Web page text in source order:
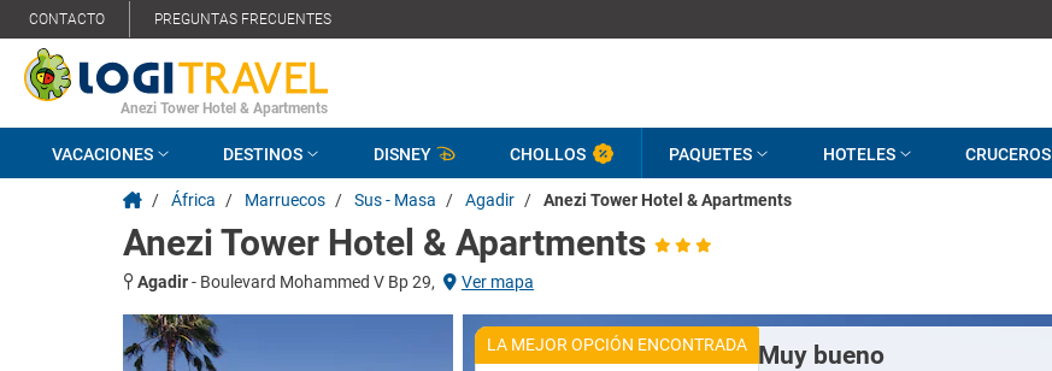
CONTACTO PREGUNTAS FRECUENTES
Anezi Tower Hotel & Apartments
VACACIONES DESTINOS DISNEY CHOLLOS PAQUETES HOTELES CRUCEROS
/ África / Marruecos / Sus - Masa / Agadir / Anezi Tower Hotel & Apartments
Anezi Tower Hotel & Apartments
Agadir- Boulevard Mohammed V Bp 29, Ver mapa
Muy bueno
LA MEJOR OPCIÓN ENCONTRADA